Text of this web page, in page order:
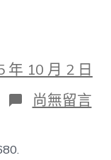
年 10 月 2 日
在
〈[加
尚無留言